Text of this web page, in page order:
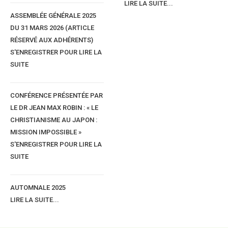
ASSEMBLÉE GÉNÉRALE 2025
DU 31 MARS 2026 (ARTICLE
RÉSERVÉ AUX ADHÉRENTS)
S'ENREGISTRER POUR LIRE LA
SUITE
CONFÉRENCE PRÉSENTÉE PAR
LE DR JEAN MAX ROBIN : « LE
CHRISTIANISME AU JAPON :
MISSION IMPOSSIBLE »
S'ENREGISTRER POUR LIRE LA
SUITE
AUTOMNALE 2025
LIRE LA SUITE...
LIRE LA SUITE...
Rew nahuk njegu